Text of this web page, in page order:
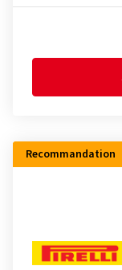
Recommandation